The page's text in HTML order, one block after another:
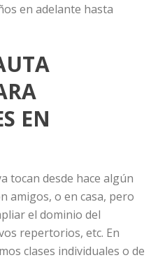
en adelante hasta
EN
tocan desde hace algún
amigos, o en casa, pero
el dominio del
repertorios, etc. En
clases individuales o de